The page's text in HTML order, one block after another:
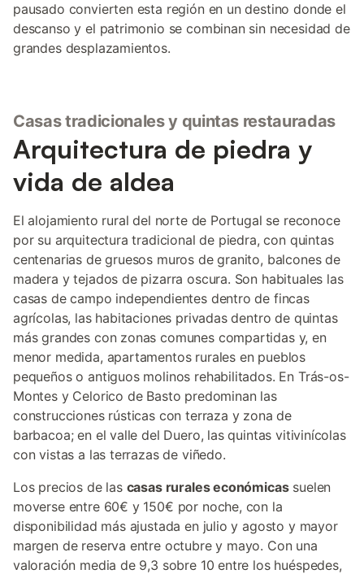
pausado convierten esta región en un destino donde el
descanso y el patrimonio se combinan sin necesidad de
grandes desplazamientos.
Casas tradicionales y quintas restauradas
Arquitectura de piedra y
vida de aldea
El alojamiento rural del norte de Portugal se reconoce
por su arquitectura tradicional de piedra, con quintas
centenarias de gruesos muros de granito, balcones de
madera y tejados de pizarra oscura. Son habituales las
casas de campo independientes dentro de fincas
agrícolas, las habitaciones privadas dentro de quintas
más grandes con zonas comunes compartidas y, en
menor medida, apartamentos rurales en pueblos
pequeños o antiguos molinos rehabilitados. En Trás-os-
Montes y Celorico de Basto predominan las
construcciones rústicas con terraza y zona de
barbacoa; en el valle del Duero, las quintas vitivinícolas
con vistas a las terrazas de viñedo.
Los precios de las casas rurales económicassuelen
moverse entre 60€ y 150€ por noche, con la
disponibilidad más ajustada en julio y agosto y mayor
margen de reserva entre octubre y mayo. Con una
valoración media de 9,3 sobre 10 entre los huéspedes,